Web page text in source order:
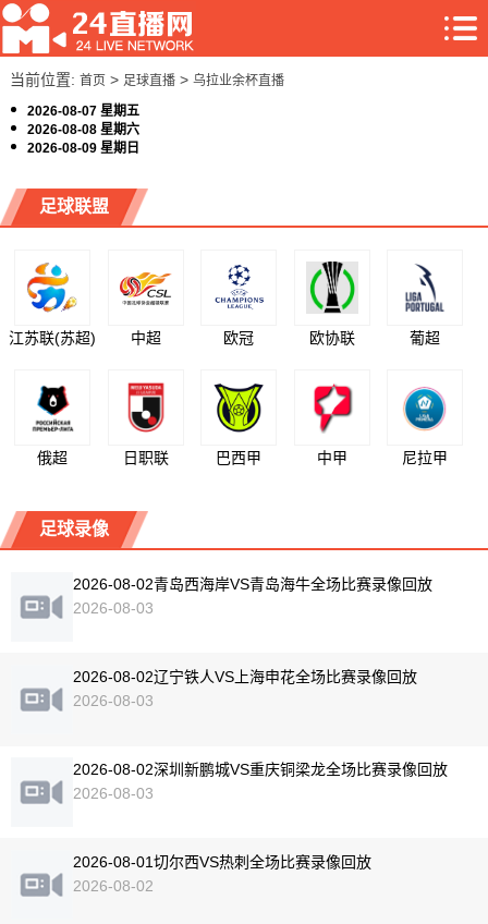
当前位置: 首页> 足球直播> 乌拉业余杯直播
2026-08-07 星期五
2026-08-08 星期六
2026-08-09 星期日
足球联盟
江苏联(苏超) 中超 欧冠 欧协联 葡超
俄超 日职联 巴西甲 中甲 尼拉甲
足球录像
2026-08-02青岛西海岸VS青岛海牛全场比赛录像回放
2026-08-03
2026-08-02辽宁铁人VS上海申花全场比赛录像回放
2026-08-03
2026-08-02深圳新鹏城VS重庆铜梁龙全场比赛录像回放
2026-08-03
2026-08-01切尔西VS热刺全场比赛录像回放
2026-08-02